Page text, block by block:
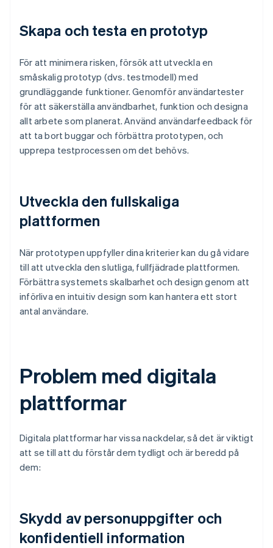
Skapa och testa en prototyp
För att minimera risken, försök att utveckla en
småskalig prototyp (dvs. testmodell) med
grundläggande funktioner. Genomför användartester
för att säkerställa användbarhet, funktion och designa
allt arbete som planerat. Använd användarfeedback för
att ta bort buggar och förbättra prototypen, och
upprepa testprocessen om det behövs.
Utveckla den fullskaliga
plattformen
När prototypen uppfyller dina kriterier kan du gå vidare
till att utveckla den slutliga, fullfjädrade plattformen.
Förbättra systemets skalbarhet och design genom att
införliva en intuitiv design som kan hantera ett stort
antal användare.
Problem med digitala
plattformar
Digitala plattformar har vissa nackdelar, så det är viktigt
att se till att du förstår dem tydligt och är beredd på
dem:
Skydd av personuppgifter och
konfidentiell information